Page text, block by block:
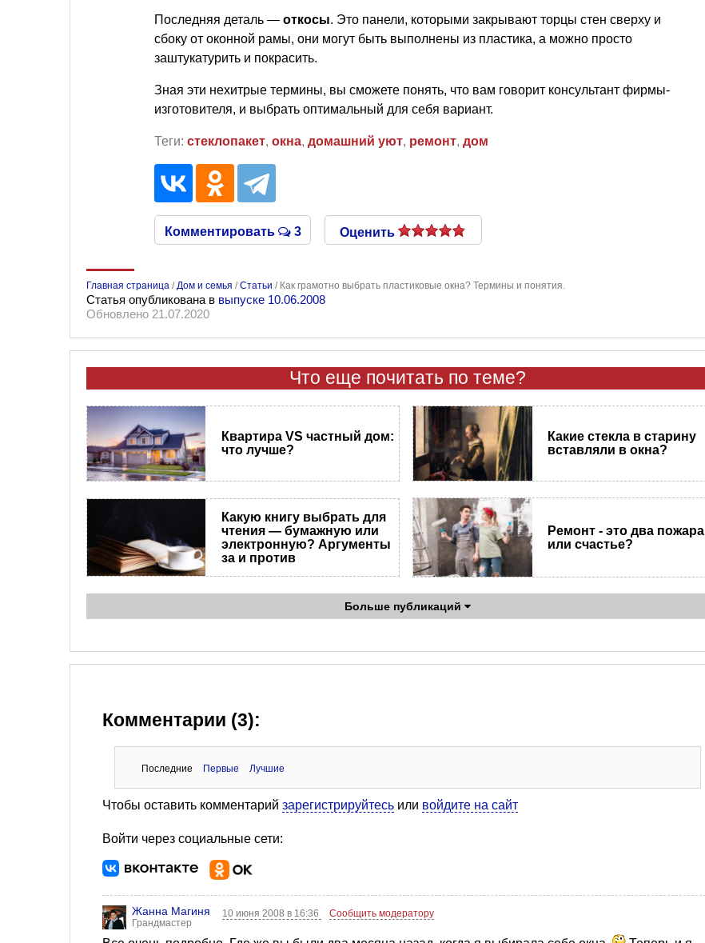
Последняя деталь — откосы. Это панели, которыми закрывают торцы стен сверху и
сбоку от оконной рамы, они могут быть выполнены из пластика, а можно просто
заштукатурить и покрасить.
Зная эти нехитрые термины, вы сможете понять, что вам говорит консультант фирмы-
изготовителя, и выбрать оптимальный для себя вариант.
Теги: стеклопакет, окна, домашний уют, ремонт, дом
Комментировать 3 Оценить
Главная страница / Дом и семья /Статьи / Как грамотно выбрать пластиковые окна? Термины и понятия.
Статья опубликована в выпуске 10.06.2008
Обновлено 21.07.2020
Что еще почитать по теме?
Квартира VS частный дом:
что лучше?
Какие стекла в старину
вставляли в окна?
Какую книгу выбрать для
чтения — бумажную или
электронную? Аргументы
за и против
Ремонт - это два пожара
или счастье?
Больше публикаций
Комментарии (3):
Последние Первые Лучшие
Чтобы оставить комментарий зарегистрируйтесь или войдите на сайт
Войти через социальные сети:
Жанна Магиня
Грандмастер
10 июня 2008 в 16:36 Сообщить модератору